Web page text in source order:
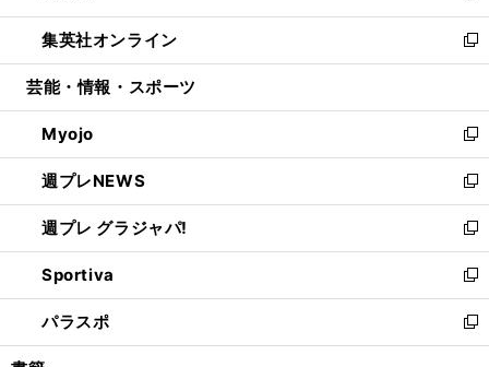
開
く
ウ
で
開
ン
ド
ウ
開
く
ウ
ィ
ン
ウ
で
開
く
し
い
ウ
ン
ド
ウ
で
開
く
集英社オンライン
新
し
ウ
ィ
ン
ド
ウ
で
開
く
芸能・情報・スポーツ
Myojo
新
し
い
ウ
ィ
ン
ド
ウ
で
開
週プレNEWS
新
し
い
ウ
ィ
ン
ド
ウ
週プレ グラジャパ!
新
し
い
ウ
ィ
ン
Sportiva
新
し
い
ウ
パラスポ
新
し